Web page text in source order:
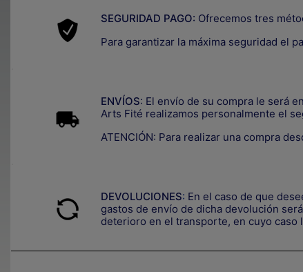
SEGURIDAD PAGO: Ofrecemos tres
Para garantizar la máxima seguridad el
ENVÍOS: El envío de su compra le será
Arts Fité realizamos personalmente el
ATENCIÓN: Para realizar una compra
DEVOLUCIONES: En el caso de que
gastos de envío de dicha devolución
deterioro en el transporte, en cuyo caso